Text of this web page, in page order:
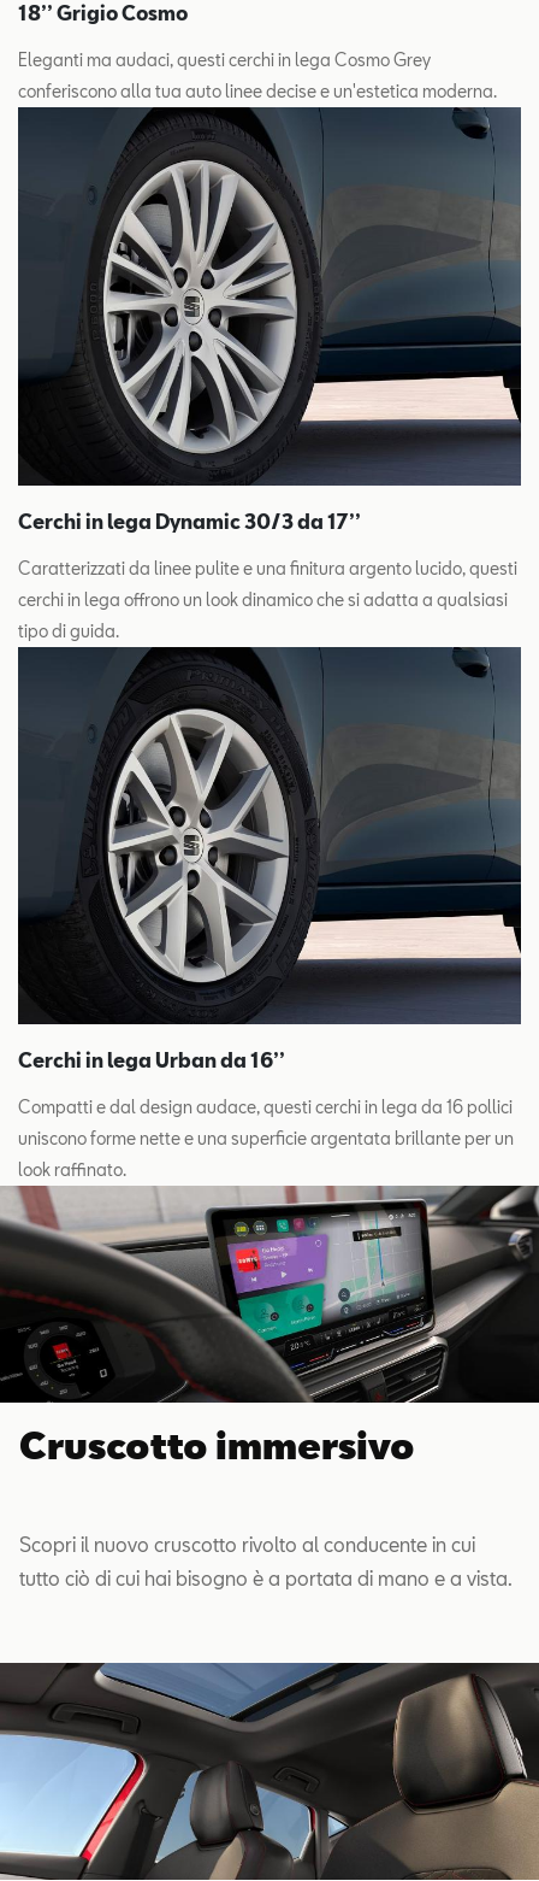
18’’ Grigio Cosmo
Eleganti ma audaci, questi cerchi in lega Cosmo Grey
conferiscono alla tua auto linee decise e un'estetica moderna.
Cerchi in lega Dynamic 30/3 da 17’’
Caratterizzati da linee pulite e una finitura argento lucido, questi
cerchi in lega offrono un look dinamico che si adatta a qualsiasi
tipo di guida.
Cerchi in lega Urban da 16’’
Compatti e dal design audace, questi cerchi in lega da 16 pollici
uniscono forme nette e una superficie argentata brillante per un
look raffinato.
Cruscotto immersivo
Scopri il nuovo cruscotto rivolto al conducente in cui
tutto ciò di cui hai bisogno è a portata di mano e a vista.